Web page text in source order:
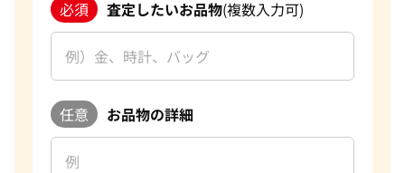
必須 査定したいお品物(複数入力可)
任意 お品物の詳細